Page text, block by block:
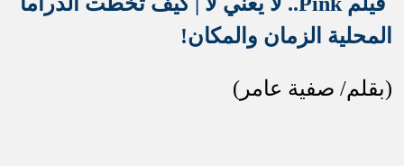
المحلية الزمان والمكان!
(بقلم/ صفية عامر)